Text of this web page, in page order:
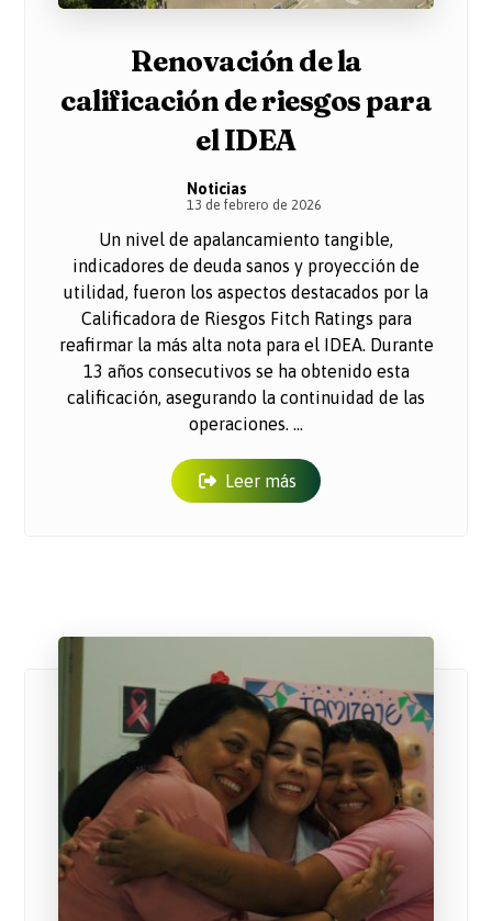
Renovación de la
calificación de riesgos para
el IDEA
Noticias
13 de febrero de 2026
Un nivel de apalancamiento tangible,
indicadores de deuda sanos y proyección de
utilidad, fueron los aspectos destacados por la
Calificadora de Riesgos Fitch Ratings para
reafirmar la más alta nota para el IDEA. Durante
13 años consecutivos se ha obtenido esta
calificación, asegurando la continuidad de las
operaciones. ...
Leer más